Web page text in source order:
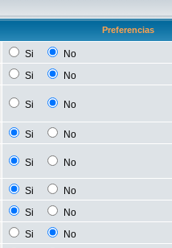
Preferencias
Si
No
Si
No
Si No
Si
No
Si No
Si
No
Si
No
Si
No